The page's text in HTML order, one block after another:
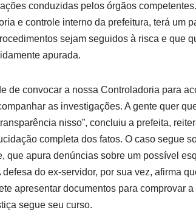
conduzidas pelos órgãos
e controle interno da prefeitura, terá um
sejam seguidos à risca e que
apurada.
de convocar a nossa Controladoria para
as investigações. A gente quer
nisso”, concluiu a prefeita,
completa dos fatos. O caso segue
que apura denúncias sobre um possível
do ex-servidor, por sua vez, afirma
apresentar documentos para comprovar
segue seu curso.